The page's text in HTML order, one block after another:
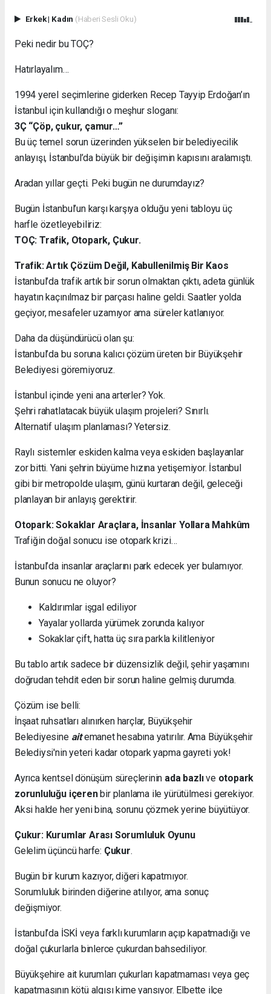
Erkek| Kadın (Haberi Sesli Oku)
Peki nedir bu TOÇ?
Hatırlayalım…
1994 yerel seçimlerine giderken Recep Tayyip Erdoğan’ın
İstanbul için kullandığı o meşhur sloganı:
3Ç “Çöp, çukur, çamur…”
Bu üç temel sorun üzerinden yükselen bir belediyecilik
anlayışı, İstanbul’da büyük bir değişimin kapısını aralamıştı.
Aradan yıllar geçti. Peki bugün ne durumdayız?
Bugün İstanbul’un karşı karşıya olduğu yeni tabloyu üç
harfle özetleyebiliriz:
TOÇ: Trafik, Otopark, Çukur.
Trafik: Artık Çözüm Değil, Kabullenilmiş Bir Kaos
İstanbul’da trafik artık bir sorun olmaktan çıktı, adeta günlük
hayatın kaçınılmaz bir parçası haline geldi. Saatler yolda
geçiyor, mesafeler uzamıyor ama süreler katlanıyor.
Daha da düşündürücü olan şu:
İstanbul’da bu soruna kalıcı çözüm üreten bir Büyükşehir
Belediyesi göremiyoruz.
İstanbul içinde yeni ana arterler? Yok.
Şehri rahatlatacak büyük ulaşım projeleri? Sınırlı.
Alternatif ulaşım planlaması? Yetersiz.
Raylı sistemler eskiden kalma veya eskiden başlayanlar
zor bitti. Yani şehrin büyüme hızına yetişemiyor. İstanbul
gibi bir metropolde ulaşım, günü kurtaran değil, geleceği
planlayan bir anlayış gerektirir.
Otopark: Sokaklar Araçlara, İnsanlar Yollara Mahkûm
Trafiğin doğal sonucu ise otopark krizi…
İstanbul’da insanlar araçlarını park edecek yer bulamıyor.
Bunun sonucu ne oluyor?
Kaldırımlar işgal ediliyor
Yayalar yollarda yürümek zorunda kalıyor
Sokaklar çift, hatta üç sıra parkla kilitleniyor
Bu tablo artık sadece bir düzensizlik değil, şehir yaşamını
doğrudan tehdit eden bir sorun haline gelmiş durumda.
Çözüm ise belli:
İnşaat ruhsatları alınırken harçlar, Büyükşehir
Belediyesine aitemanet hesabına yatırılır. Ama Büyükşehir
Belediysi'nin yeteri kadar otopark yapma gayreti yok!
Ayrıca kentsel dönüşüm süreçlerinin ada bazlıve otopark
zorunluluğu içerenbir planlama ile yürütülmesi gerekiyor.
Aksi halde her yeni bina, sorunu çözmek yerine büyütüyor.
Çukur: Kurumlar Arası Sorumluluk Oyunu
Gelelim üçüncü harfe: Çukur.
Bugün bir kurum kazıyor, diğeri kapatmıyor.
Sorumluluk birinden diğerine atılıyor, ama sonuç
değişmiyor.
İstanbul’da İSKİ veya farklı kurumların açıp kapatmadığı ve
doğal çukurlarla binlerce çukurdan bahsediliyor.
Büyükşehire ait kurumları çukurları kapatmaması veya geç
kapatmasının kötü algısı kime yansıyor. Elbette ilçe